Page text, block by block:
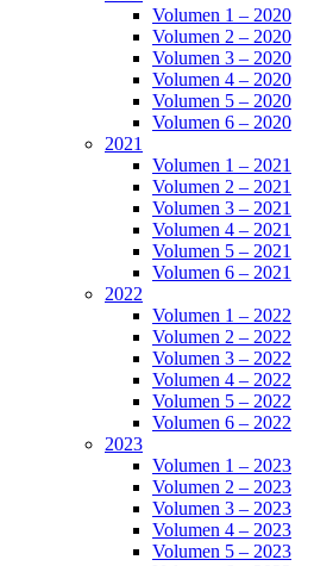
Volumen 1 – 2020
Volumen 2 – 2020
Volumen 3 – 2020
Volumen 4 – 2020
Volumen 5 – 2020
Volumen 6 – 2020
2021
Volumen 1 – 2021
Volumen 2 – 2021
Volumen 3 – 2021
Volumen 4 – 2021
Volumen 5 – 2021
Volumen 6 – 2021
2022
Volumen 1 – 2022
Volumen 2 – 2022
Volumen 3 – 2022
Volumen 4 – 2022
Volumen 5 – 2022
Volumen 6 – 2022
2023
Volumen 1 – 2023
Volumen 2 – 2023
Volumen 3 – 2023
Volumen 4 – 2023
Volumen 5 – 2023